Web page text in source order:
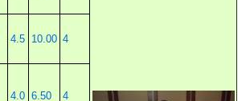
4.5 10.00 4
4.0 6.50 4